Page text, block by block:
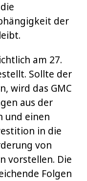
der
am 27.
Sollte der
wird das GMC
aus der
und einen
in die
von
vorstellen. Die
Folgen